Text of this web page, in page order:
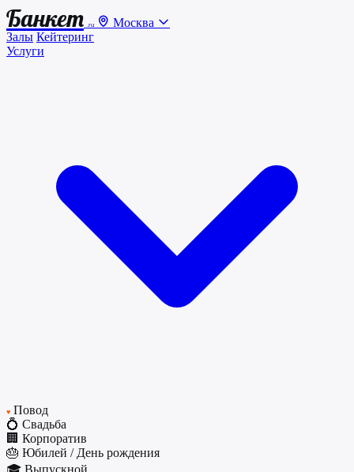
Банкет .ru
Москва
Залы Кейтеринг
Услуги
♥ Повод
💍 Свадьба
🏢 Корпоратив
🎂 Юбилей / День рождения
🎓 Выпускной